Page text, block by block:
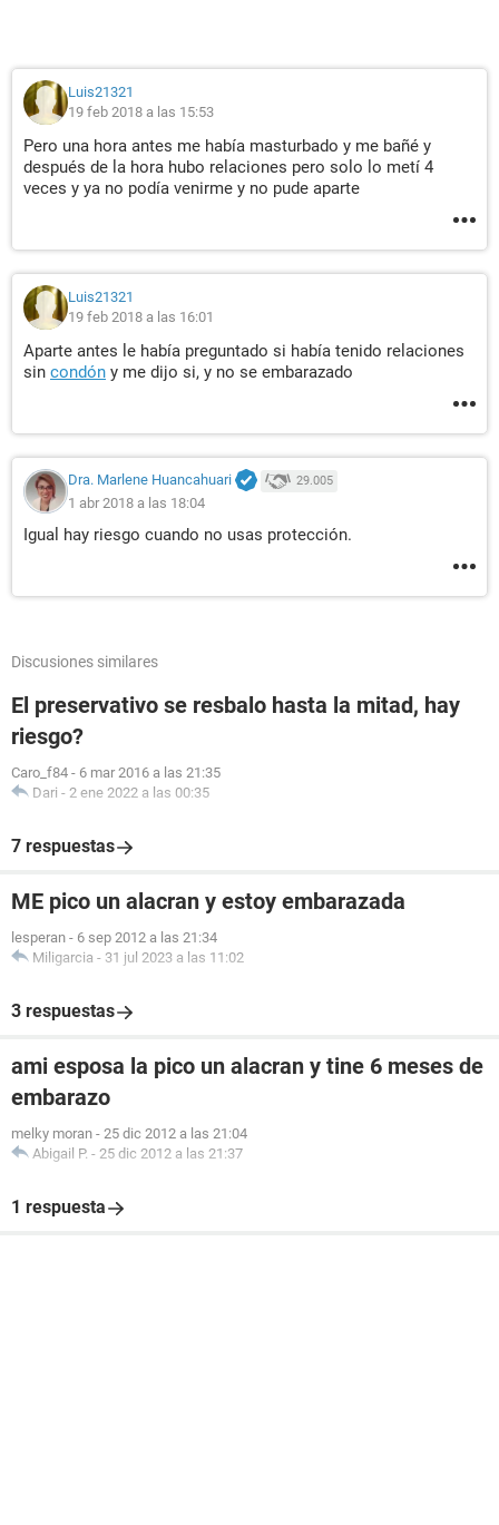
Luis21321
19 feb 2018 a las 15:53
Pero una hora antes me había masturbado y me bañé y
después de la hora hubo relaciones pero solo lo metí 4
veces y ya no podía venirme y no pude aparte
Luis21321
19 feb 2018 a las 16:01
Aparte antes le había preguntado si había tenido relaciones
sin condón y me dijo si, y no se embarazado
Dra. Marlene Huancahuari 29.005
1 abr 2018 a las 18:04
Igual hay riesgo cuando no usas protección.
Discusiones similares
El preservativo se resbalo hasta la mitad, hay
riesgo?
Caro_f84 - 6 mar 2016 a las 21:35
Dari - 2 ene 2022 a las 00:35
7 respuestas
ME pico un alacran y estoy embarazada
lesperan - 6 sep 2012 a las 21:34
Miligarcia - 31 jul 2023 a las 11:02
3 respuestas
ami esposa la pico un alacran y tine 6 meses de
embarazo
melky moran - 25 dic 2012 a las 21:04
Abigail P. - 25 dic 2012 a las 21:37
1 respuesta